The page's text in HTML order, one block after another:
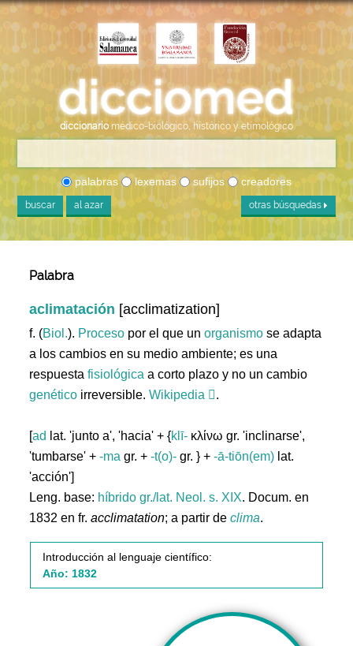
diccionario médico-biológico, histórico y etimológico
palabras lexemas sufijos creadores
buscar al azar otras búsquedas
Palabra
aclimatación [acclimatization]
f. (Biol.). Proceso por el que unorganismo se adapta
a los cambios en su medio ambiente; es una
respuestafisiológica a corto plazo y no un cambio
genético irreversible.Wikipedia .
[ad lat. 'junto a', 'hacia' + {klī- κλίνω gr. 'inclinarse',
'tumbarse' +-ma gr. +-t(o)- gr. } +-ā-tiōn(em) lat.
'acción']
Leng. base: híbrido gr./lat. Neol. s. XIX. Docum. en
1832 en fr.acclimatation; a partir declima.
Introducción al lenguaje científico:
Año: 1832